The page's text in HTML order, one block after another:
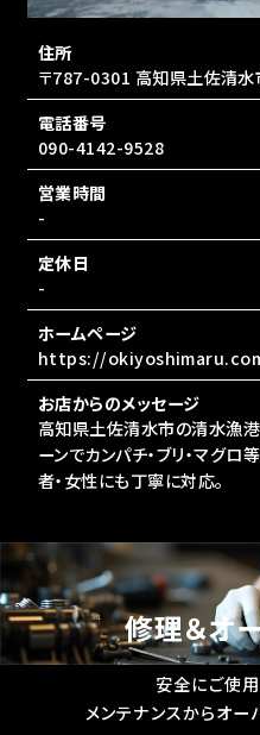
住所
〒787-0301 高知県土佐清
電話番号
090-4142-9528
営業時間
-
定休日
-
ホームページ
https://
お店からのメッセージ
高知県土佐清水市の清水漁
ーンでカンパチ・ブリ・マグ
者・女性にも丁寧に対応。
修理＆オ
安全にご使
メンテナンスからオー